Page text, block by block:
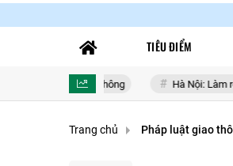
TIÊU ĐIỂM
Hà Nội: Làm rõ hai thiếu
Trang chủ Pháp luật giao